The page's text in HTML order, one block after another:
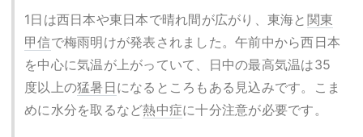
1日は西日本や東日本で晴れ間が広がり、東海と 関東
甲信で梅雨明けが発表されました。午前中から西日本
を中心に気温が上がっていて、日中の最高気温は35
度以上の猛暑日 になるところもある見込みです。こま
めに水分を取るなど熱中症に十分注意が必要です。